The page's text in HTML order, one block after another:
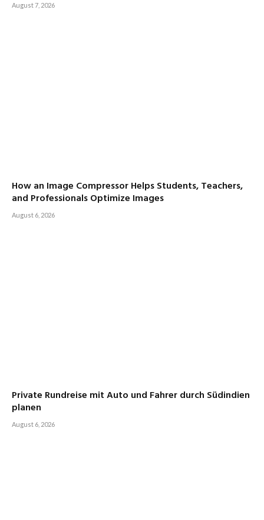
August 7, 2026
How an Image Compressor Helps Students, Teachers,
and Professionals Optimize Images
August 6, 2026
Private Rundreise mit Auto und Fahrer durch Südindien
planen
August 6, 2026